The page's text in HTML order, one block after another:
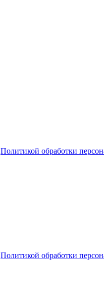
Политикой обработки
Политикой обработки